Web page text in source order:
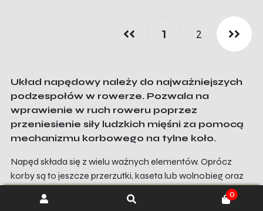
0
1 2
Układ napędowy należy do najważniejszych
podzespołów w rowerze. Pozwala na
wprawienie w ruch roweru poprzez
przeniesienie siły ludzkich mięśni za pomocą
mechanizmu korbowego na tylne koło.
Napęd składa się z wielu ważnych elementów. Oprócz
korby są to jeszcze przerzutki, kaseta lub wolnobieg oraz
łańcuch, który spina napęd w całość. Jakość wykonania
poszczególnych części decyduje o płynności i jakości